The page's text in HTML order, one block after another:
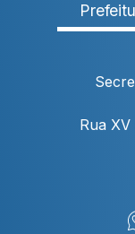
Rua